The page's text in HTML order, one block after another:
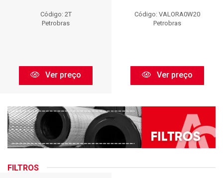
Código: 2T
Petrobras
Ver preço
Código: VALORA0W20
Petrobras
Ver preço
FILTROS